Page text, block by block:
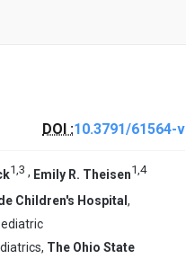
DOI :10.3791/61564-v
1,3 , Emily R. Theisen1,4
Children's Hospital ,
The Ohio State